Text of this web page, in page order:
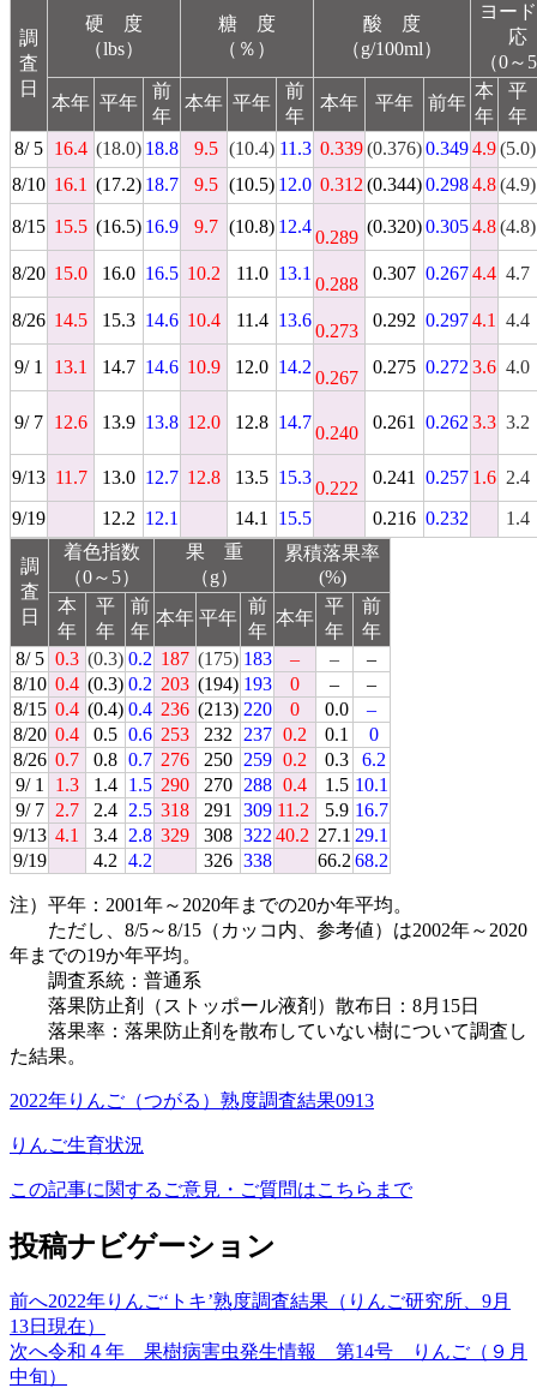
調
査
日
硬 度
（lbs）
糖 度
（％）
酸 度
（g/100ml）
ヨー
応
（0～
本年 平年
前
年
本年 平年
前
年
本年 平年 前年
本
年
平
年
8/ 5 16.4 (18.0) 18.8 9.5 (10.4) 11.3 0.339(0.376)0.3494.9(5.0)
8/10 16.1 (17.2) 18.7 9.5 (10.5) 12.0 0.312 (0.344)0.2984.8(4.9)
8/15 15.5 (16.5) 16.9 9.7 (10.8) 12.4
0.289
(0.320)0.3054.8(4.8)
8/20 15.0 16.0 16.5 10.2 11.0 13.1
0.288
0.307 0.2674.4 4.7
8/26 14.5 15.3 14.6 10.4 11.4 13.6
0.273
0.292 0.2974.1 4.4
9/ 1 13.1 14.7 14.6 10.9 12.0 14.2
0.267
0.275 0.272 3.6 4.0
9/ 7 12.6 13.9 13.8 12.0 12.8 14.7
0.240
0.261 0.262 3.3 3.2
9/13 11.7 13.0 12.7 12.8 13.5 15.3
0.222
0.241 0.257 1.6 2.4
9/19
12.2 12.1 14.1 15.5 0.216 0.232 1.4
調
査
日
着色指数
（0～5）
果 重
（g）
累積落果率
(%)
本
年
平
年
前
年
本年 平年
前
年
本年
平
年
前
年
8/ 5 0.3 (0.3) 0.2 187 (175) 183 – –
–
8/10 0.4 (0.3) 0.2 203 (194) 193 0 –
–
8/15 0.4 (0.4) 0.4 236 (213) 220 0 0.0
–
8/20 0.4 0.5 0.6 253 232 237 0.2 0.1
0
8/26 0.7 0.8 0.7 276 250 259 0.2 0.3
6.2
9/ 1
1.3 1.4 1.5 290 270 288 0.4 1.5 10.1
9/ 7
2.7 2.4 2.5 318 291 309 11.2 5.9 16.7
9/13 4.1 3.4 2.8 329 308 322 40.2 27.1 29.1
9/19
4.2 4.2 326 338 66.2 68.2
注）平年：2001年～2020年までの20か年平均。
ただし、8/5～8/15（カッコ内、参考値）は2002年～2020
年までの19か年平均。
調査系統：普通系
落果防止剤（ストッポール液剤）散布日：8月15日
落果率：落果防止剤を散布していない樹について調査し
た結果。
2022年りんご（つがる）熟度調査結果0913
りんご生育状況
この記事に関するご意見・ご質問はこちらまで
投稿ナビゲーション
前へ2022年りんご‘トキ’熟度調査結果（りんご研究所、9月
13日現在）
次へ令和４年 果樹病害虫発生情報 第14号 りんご（９月
中旬）